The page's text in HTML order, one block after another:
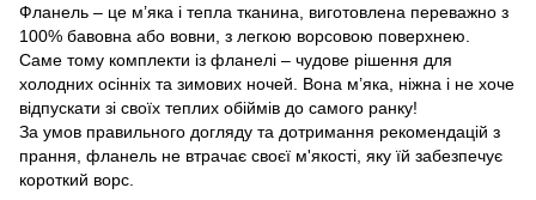
Фланель – це м’яка і тепла тканина, виготовлена переважно з
100% бавовна або вовни, з легкою ворсовою поверхнею.
Саме тому комплекти із фланелі – чудове рішення для
холодних осінніх та зимових ночей. Вона м’яка, ніжна і не хоче
відпускати зі своїх теплих обіймів до самого ранку!
За умов правильного догляду та дотримання рекомендацій з
прання, фланель не втрачає своєї м'якості, яку їй забезпечує
короткий ворс.